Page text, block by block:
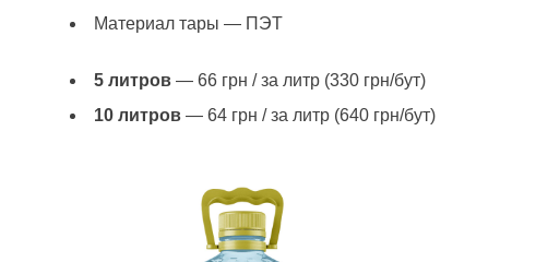
Материал тары — ПЭТ
5 литров— 66 грн / за литр (330 грн/бут)
10 литров— 64 грн / за литр (640 грн/бут)